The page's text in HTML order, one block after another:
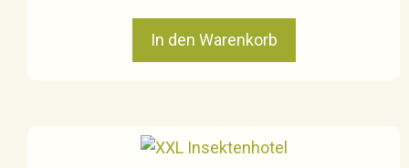
In den Warenkorb